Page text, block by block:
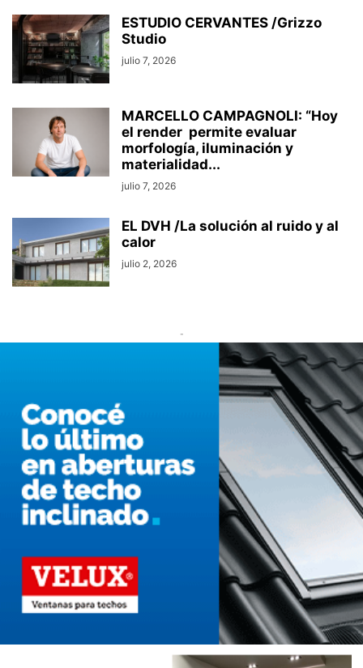
ESTUDIO CERVANTES /Grizzo
Studio
julio 7, 2026
MARCELLO CAMPAGNOLI: “Hoy
el render permite evaluar
morfología, iluminación y
materialidad...
julio 7, 2026
EL DVH /La solución al ruido y al
calor
julio 2, 2026
-